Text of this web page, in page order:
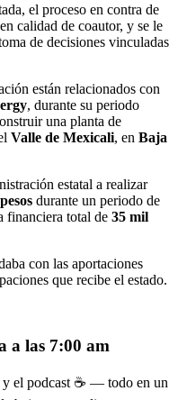
el proceso en contra de
calidad de coautor, y se le
de decisiones vinculadas
están relacionados con
, durante su periodo
una planta de
Valle de Mexicali, en Baja
estatal a realizar
durante un periodo de
financiera total de 35 mil
con las aportaciones
que recibe el estado.
a las 7:00 am
y el podcast ☕ — todo en un